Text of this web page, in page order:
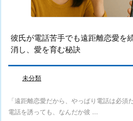
彼氏が電話苦手でも遠距離恋愛を
消し、愛を育む秘訣
未分類
「遠距離恋愛だから、やっぱり電話は必須
電話を誘っても、なんだか彼 ...